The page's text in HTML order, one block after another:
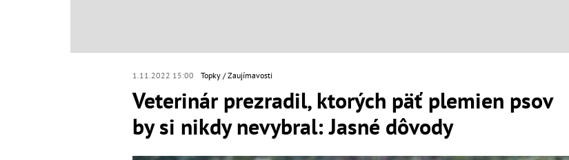
1.11.2022 15:00 Topky Zaujímavosti
Veterinár prezradil, ktorých päť plemien psov
by si nikdy nevybral: Jasné dôvody